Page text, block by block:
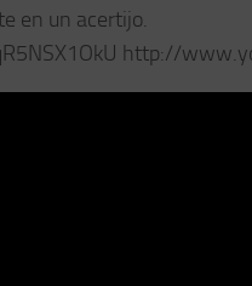
en un acertijo.
http://